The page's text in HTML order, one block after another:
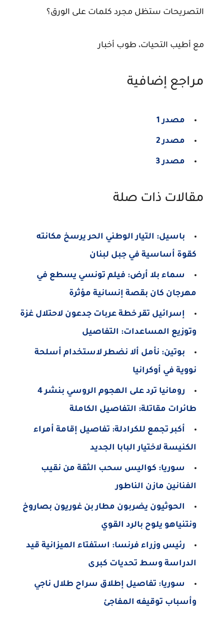
التصريحات ستظل مجرد كلمات على الورق؟
مع أطيب التحيات، طوب أخبار
مراجع إضافية
مصدر 1
مصدر 2
مصدر 3
مقالات ذات صلة
باسيل: التيار الوطني الحر يرسخ مكانته
كقوة أساسية في جبل لبنان
سماء بلا أرض: فيلم تونسي يسطع في
مهرجان كان بقصة إنسانية مؤثرة
إسرائيل تقر خطة عربات جدعون لاحتلال غزة
وتوزيع المساعدات: التفاصيل
بوتين: نأمل ألا نضطر لاستخدام أسلحة
نووية في أوكرانيا
رومانيا ترد على الهجوم الروسي بنشر 4
طائرات مقاتلة: التفاصيل الكاملة
أكبر تجمع للكرادلة: تفاصيل إقامة أمراء
الكنيسة لاختيار البابا الجديد
سوريا: كواليس سحب الثقة من نقيب
الفنانين مازن الناطور
الحوثيون يضربون مطار بن غوريون بصاروخ
ونتنياهو يلوح بالرد القوي
رئيس وزراء فرنسا: استفتاء الميزانية قيد
الدراسة وسط تحديات كبرى
سوريا: تفاصيل إطلاق سراح طلال ناجي
وأسباب توقيفه المفاجئ